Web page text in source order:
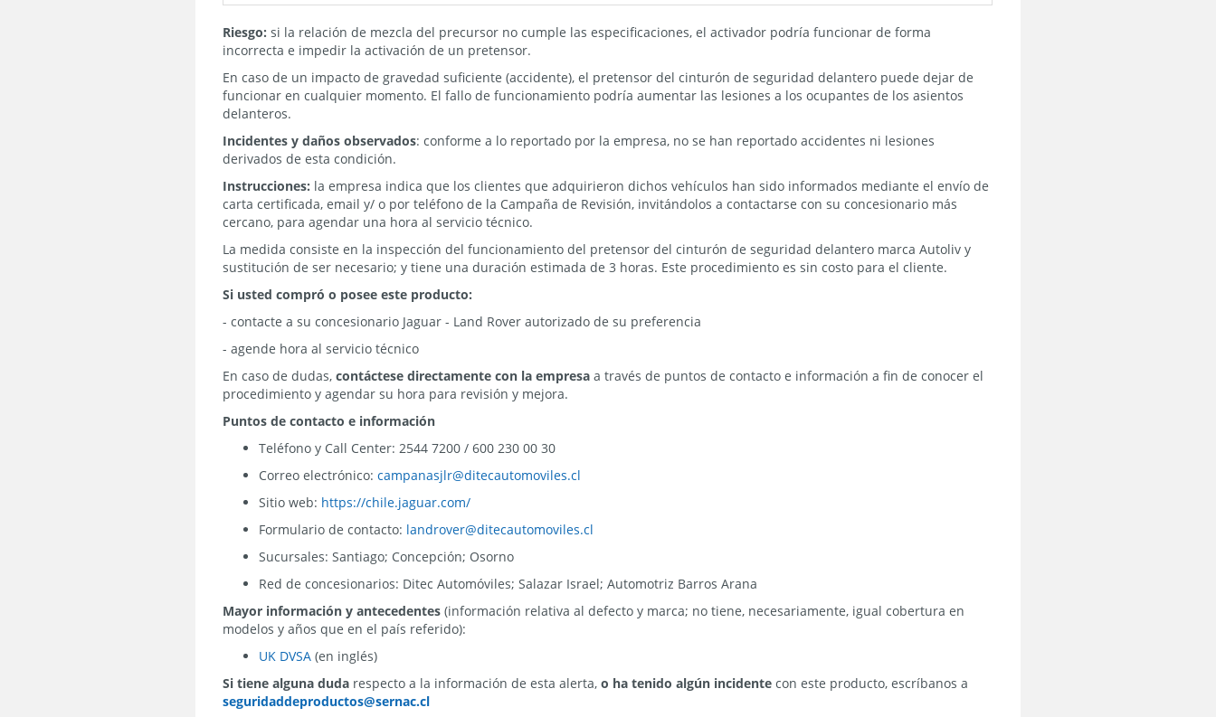
Riesgo: si la relación de mezcla del precursor no cumple las especificaciones, el activador podría funcionar de forma
incorrecta e impedir la activación de un pretensor.
En caso de un impacto de gravedad suficiente (accidente), el pretensor del cinturón de seguridad delantero puede dejar de
funcionar en cualquier momento. El fallo de funcionamiento podría aumentar las lesiones a los ocupantes de los asientos
delanteros.
Incidentes y daños observados: conforme a lo reportado por la empresa, no se han reportado accidentes ni lesiones
derivados de esta condición.
Instrucciones: la empresa indica que los clientes que adquirieron dichos vehículos han sido informados mediante el envío de
carta certificada, email y/ o por teléfono de la Campaña de Revisión, invitándolos a contactarse con su concesionario más
cercano, para agendar una hora al servicio técnico.
La medida consiste en la inspección del funcionamiento del pretensor del cinturón de seguridad delantero marca Autoliv y
sustitución de ser necesario; y tiene una duración estimada de 3 horas. Este procedimiento es sin costo para el cliente.
Si usted compró o posee este producto:
- contacte a su concesionario Jaguar - Land Rover autorizado de su preferencia
- agende hora al servicio técnico
En caso de dudas,contáctese directamente con la empresa a través de puntos de contacto e información a fin de conocer el
procedimiento y agendar su hora para revisión y mejora.
Puntos de contacto e información
Teléfono y Call Center: 2544 7200 / 600 230 00 30
Correo electrónico:campanasjlr@ditecautomoviles.cl
Sitio web: https://chile.jaguar.com/
Formulario de contacto: landrover@ditecautomoviles.cl
Sucursales: Santiago; Concepción; Osorno
Red de concesionarios: Ditec Automóviles; Salazar Israel; Automotriz Barros Arana
Mayor información y antecedentes (información relativa al defecto y marca; no tiene, necesariamente, igual cobertura en
modelos y años que en el país referido):
UK DVSA (en inglés)
Si tiene alguna duda respecto a la información de esta alerta,o ha tenido algún incidente con este producto, escríbanos a
seguridaddeproductos@sernac.cl